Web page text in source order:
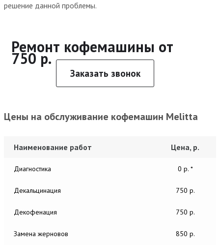
решение данной проблемы.
Ремонт кофемашины от
750 р.
Заказать звонок
Цены на обслуживание кофемашин Melitta
Наименование работ Цена, р.
Диагностика 0 р. *
Декальцинация 750 р.
Декофенация 750 р.
Замена жерновов 850 р.